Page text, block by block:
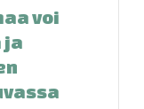
voi
ja